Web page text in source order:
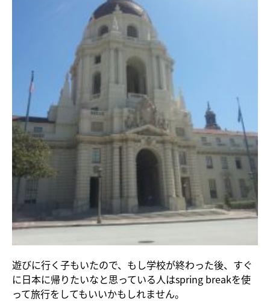
遊びに行く子もいたので、もし学校が終わった後、すぐ
に日本に帰りたいなと思っている人はspring breakを使
って旅行をしてもいいかもしれません。